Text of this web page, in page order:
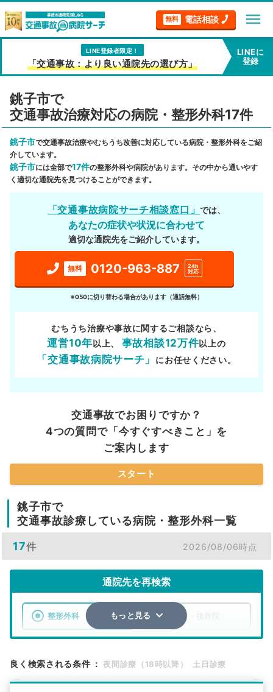
無料 電話相談 menu
LINE登録者限定！
「交通事故：より良い通院先の選び方」
LINEに
登録
銚子市で
交通事故治療対応の病院・整形外科17件
銚子市で交通事故治療やむちうち改善に対応している病院・整形外科をご紹
介しています。
銚子市には全部で17件の整形外科や病院があります。その中から通いやす
く適切な通院先を見つけることができます。
「交通事故病院サーチ相談窓口」では、
あなたの症状や状況に合わせて
適切な通院先をご紹介しています。
無料 0120-963-887
24h
対応
※050に切り替わる場合があります（通話無料）
むちうち治療や事故に関するご相談なら、
運営10年以上、 事故相談12万件以上の
「交通事故病院サーチ」 にお任せください。
交通事故でお困りですか？
4つの質問で「今すぐすべきこと」を
ご案内します
スタート
銚子市で
交通事故診療している病院・整形外科一覧
17件 2026/08/06時点
通院先を再検索
整形外科 整骨院・接骨院
検索する
もっと見る
良く検索される条件 ： 夜間診療（18時以降） 土日診療